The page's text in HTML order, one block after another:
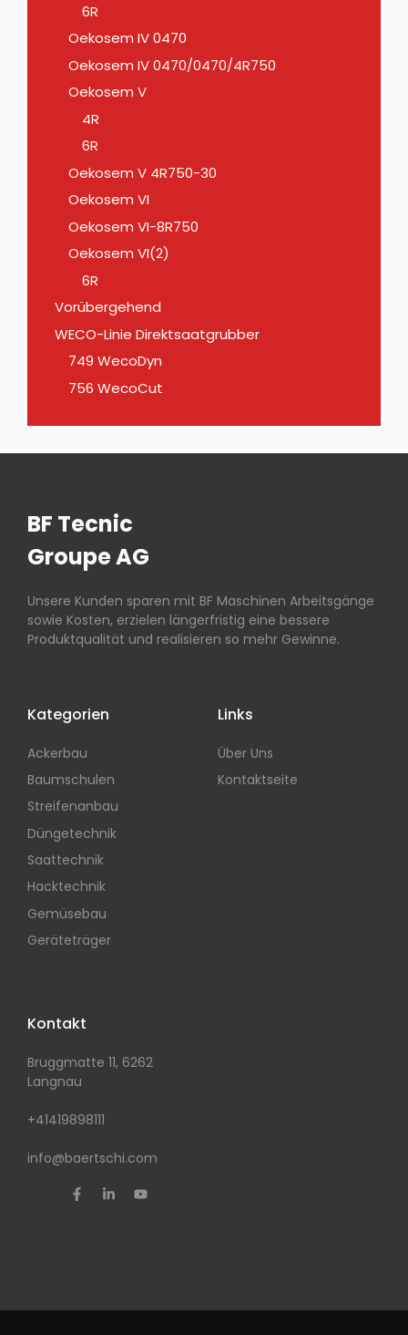
6R
Oekosem IV 0470
Oekosem IV 0470/0470/4R750
Oekosem V
4R
6R
Oekosem V 4R750-30
Oekosem VI
Oekosem VI-8R750
Oekosem VI(2)
6R
Vorübergehend
WECO-Linie Direktsaatgrubber
749 WecoDyn
756 WecoCut
BF Tecnic
Groupe AG
Unsere Kunden sparen mit BF Maschinen Arbeitsgänge
sowie Kosten, erzielen längerfristig eine bessere
Produktqualität und realisieren so mehr Gewinne.
Kategorien
Ackerbau
Baumschulen
Streifenanbau
Düngetechnik
Saattechnik
Hacktechnik
Gemüsebau
Geräteträger
Links
Über Uns
Kontaktseite
Kontakt
Bruggmatte 11, 6262
Langnau
+41419898111
info@baertschi.com